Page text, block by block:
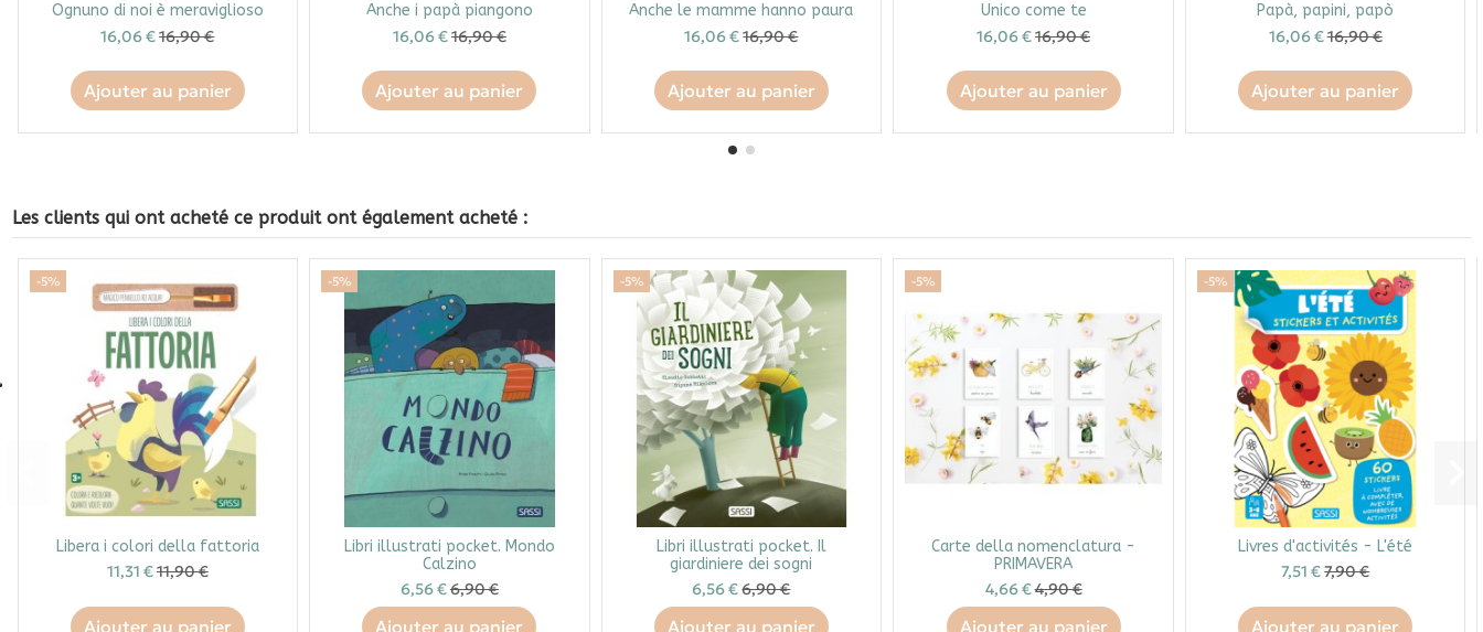
Ognuno di noi è meraviglioso
16,06 €16,90 €
Ajouter au panier
Anche i papà piangono
16,06 €16,90 €
Ajouter au panier
Anche le mamme hanno paura
16,06 €16,90 €
Ajouter au panier
Unico come te
16,06 €16,90 €
Ajouter au panier
Papà, papini, papò
16,06 €16,90 €
Ajouter au panier
Les clients qui ont acheté ce produit ont également acheté :
-5%
Libera i colori della fattoria
11,31 €11,90 €
Ajouter au panier
-5%
Libri illustrati pocket. Mondo
Calzino
6,56 €6,90 €
Ajouter au panier
-5%
Libri illustrati pocket. Il
giardiniere dei sogni
6,56 €6,90 €
Ajouter au panier
-5%
Carte della nomenclatura -
PRIMAVERA
4,66 €4,90 €
Ajouter au panier
-5%
Livres d'activités - L'été
7,51 €7,90 €
Ajouter au panier